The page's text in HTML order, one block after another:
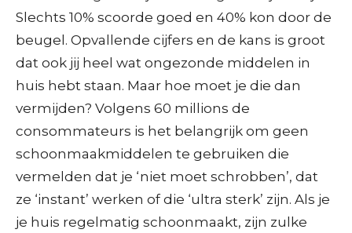
Slechts 10% scoorde goed en 40% kon door de
beugel. Opvallende cijfers en de kans is groot
dat ook jij heel wat ongezonde middelen in
huis hebt staan. Maar hoe moet je die dan
vermijden? Volgens 60 millions de
consommateurs is het belangrijk om geen
schoonmaakmiddelen te gebruiken die
vermelden dat je ‘niet moet schrobben’, dat
ze ‘instant’ werken of die ‘ultra sterk’ zijn. Als je
je huis regelmatig schoonmaakt, zijn zulke